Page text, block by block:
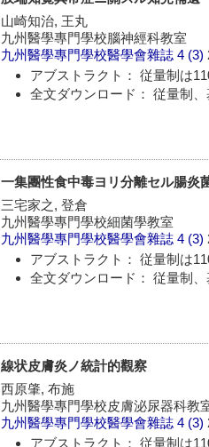
山崎知治, 王丸
九州醫學專門學校腦神經科教室
九州醫學專門學校醫學會雜誌 4 (3)
アブストラクト： 従量制は
全文ダウンロード： 従量制
一集團性食中毒ヨリ分離セル腸
三宅家之, 登倉
九州醫學專門學校細菌學教室
九州醫學專門學校醫學會雜誌 4 (3)
アブストラクト： 従量制は
全文ダウンロード： 従量制
線状皮膚炎ノ統計的觀察
西原肇, 布施
九州醫學專門學校皮膚泌尿器科教
九州醫學專門學校醫學會雜誌 4 (3)
アブストラクト： 従量制は